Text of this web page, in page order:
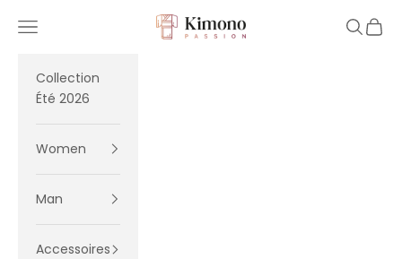
Kimono Passion
Navigation menu Search
Cart
Collection
Été 2026
Women
Man
Accessoires